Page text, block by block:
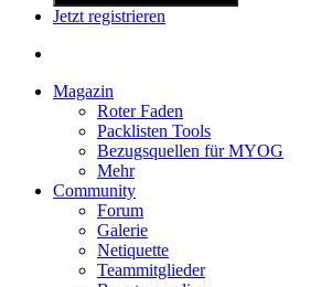
Jetzt registrieren
Magazin
Roter Faden
Packlisten Tools
Bezugsquellen für MYOG
Mehr
Community
Forum
Galerie
Netiquette
Teammitglieder